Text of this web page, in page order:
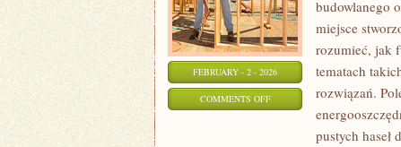
FEBRUARY - 2 - 2026
COMMENTS OFFON
budowlanego
miejsce
rozumieć, jak
tematach
rozwiązań.
pustych haseł